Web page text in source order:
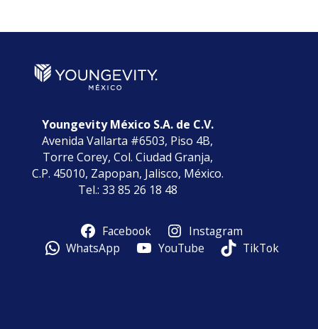
Youngevity México S.A. de C.V.
Avenida Vallarta #6503, Piso 4B,
Torre Corey, Col. Ciudad Granja,
C.P. 45010, Zapopan, Jalisco, México.
Tel.: 33 85 26 18 48
Facebook
Instagram
WhatsApp
YouTube TikTok